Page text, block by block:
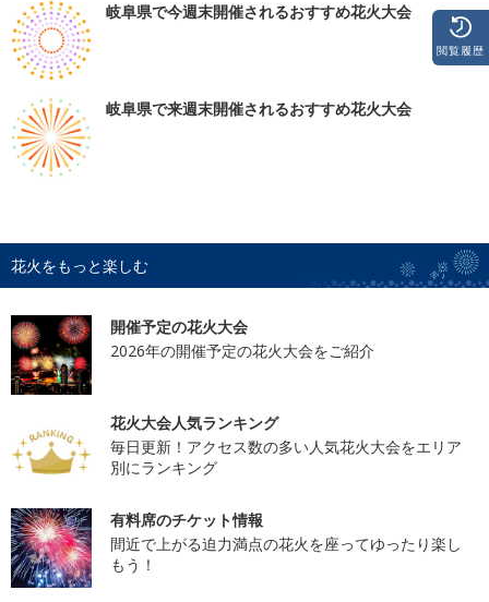
岐阜県で今週末開催されるおすすめ花火大会
岐阜県で来週末開催されるおすすめ花火大会
花火をもっと楽しむ
開催予定の花火大会
2026年の開催予定の花火大会をご紹介
花火大会人気ランキング
毎日更新！アクセス数の多い人気花火大会をエリア
別にランキング
有料席のチケット情報
間近で上がる迫力満点の花火を座ってゆったり楽し
もう！
閲覧履歴